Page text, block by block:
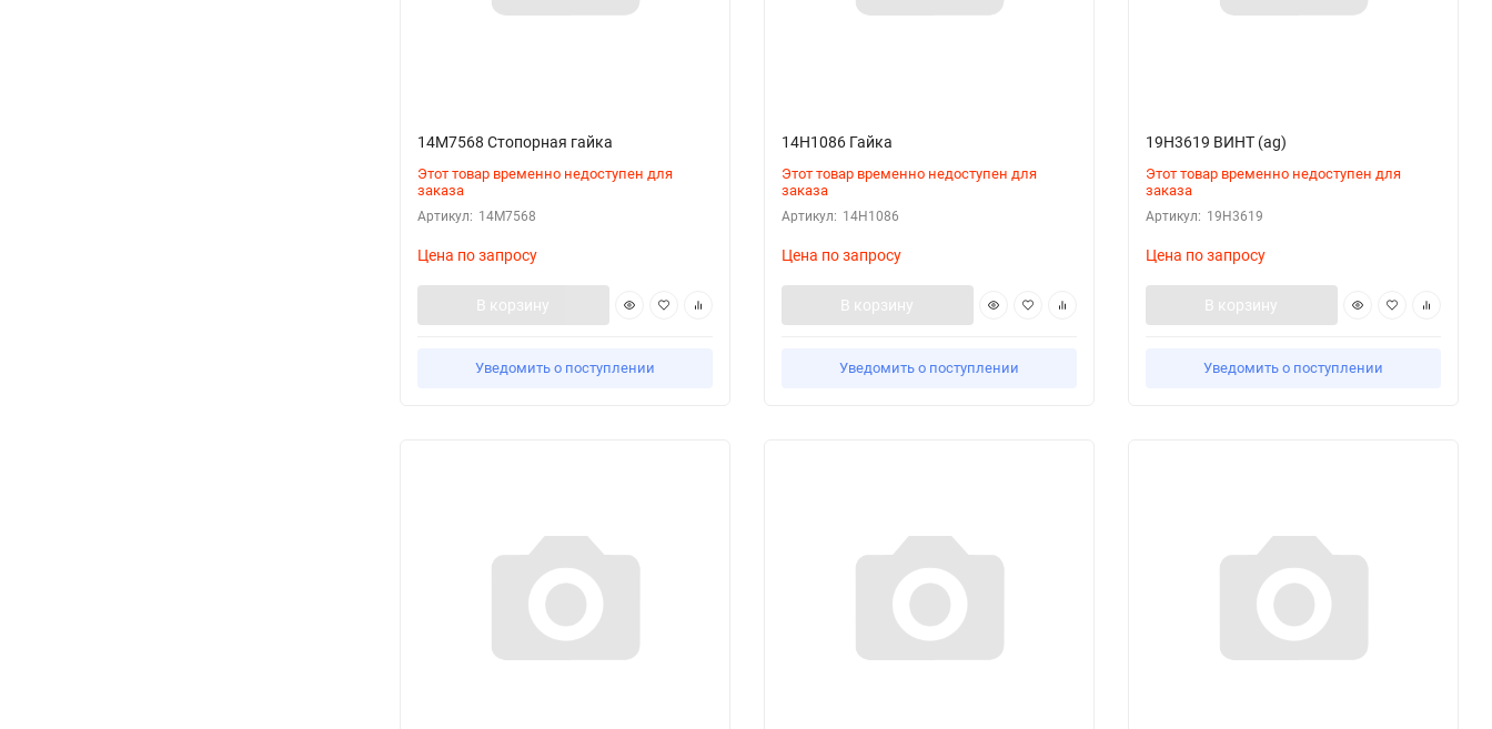
14М7568 Стопорная гайка
Этот товар временно недоступен для
заказа
Артикул: 14М7568
Цена по запросу
В корзину
Уведомить о поступлении
14Н1086 Гайка
Этот товар временно недоступен для
заказа
Артикул: 14Н1086
Цена по запросу
В корзину
Уведомить о поступлении
19H3619 ВИНТ (ag)
Этот товар временно недоступен для
заказа
Артикул: 19H3619
Цена по запросу
В корзину
Уведомить о поступлении